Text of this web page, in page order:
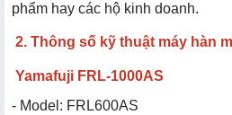
phẩm hay các hộ kinh doanh.
2. Thông số kỹ thuật máy hàn
Yamafuji FRL-1000AS
- Model: FRL600AS